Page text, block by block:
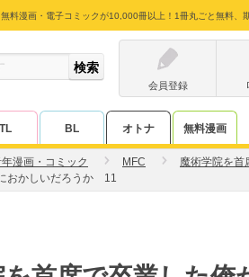
無料漫画・電子コミックが10,000冊以上！1冊丸ごと無料、
会員登録
TL BL オトナ 無料漫画
漫画・コミック MFC
魔術学院を首
おかしいだろうか 11